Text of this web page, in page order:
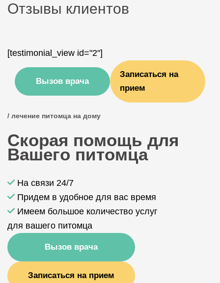
Отзывы клиентов
[testimonial_view id="2"]
Вызов врача
Записаться на
прием
/ лечение питомца на дому
Скорая помощь для
Вашего питомца
На связи 24/7
Придем в удобное для вас время
Имеем большое количество услуг
для вашего питомца
Вызов врача
Записаться на прием